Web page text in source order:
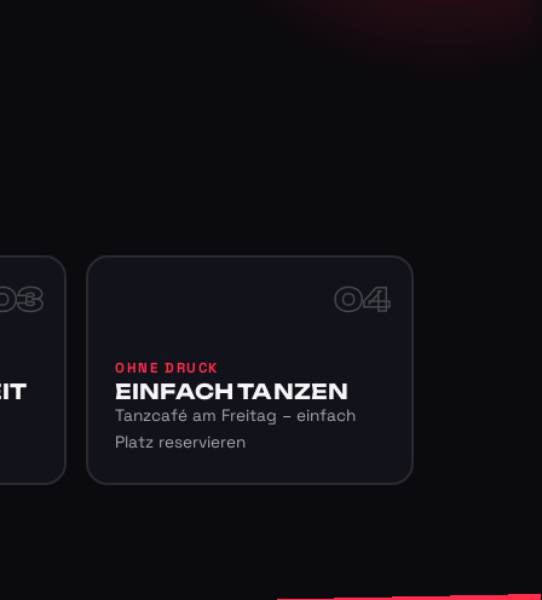
04
OHNE DRUCK
EINFACH TANZEN
Tanzcafé am Freitag – einfach
Platz reservieren